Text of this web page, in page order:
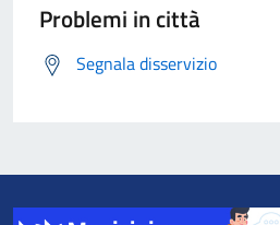
Problemi in città
Segnala disservizio